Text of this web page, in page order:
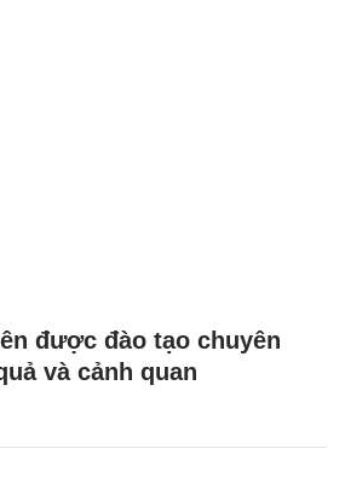
được đào tạo chuyên
và cảnh quan